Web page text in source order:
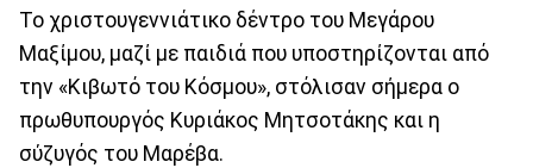
Το χριστουγεννιάτικο δέντρο του Μεγάρου
Μαξίμου, μαζί με παιδιά που υποστηρίζονται από
την «Κιβωτό του Κόσμου», στόλισαν σήμερα ο
πρωθυπουργός Κυριάκος Μητσοτάκης και η
σύζυγός του Μαρέβα.